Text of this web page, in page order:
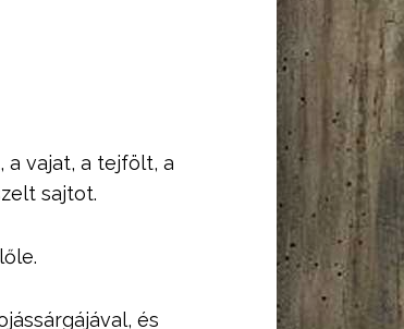
a vajat, a tejfölt, a
sajtot.
és